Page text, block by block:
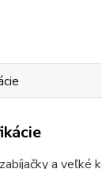
a veľké